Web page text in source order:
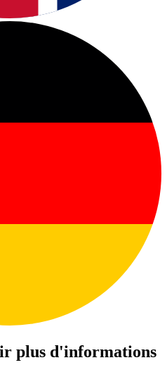
plus d'informations